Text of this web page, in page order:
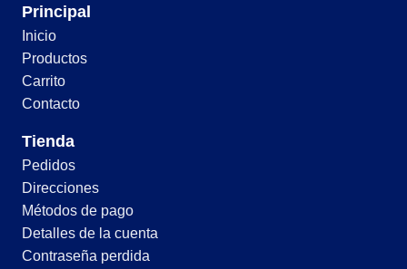
Principal
Inicio
Productos
Carrito
Contacto
Tienda
Pedidos
Direcciones
Métodos de pago
Detalles de la cuenta
Contraseña perdida